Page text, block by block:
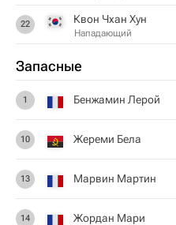
22 Квон Чхан Хун
Нападающий
Запасные
1 Бенжамин Лерой
10 Жереми Бела
13 Марвин Мартин
14 Жордан Мари